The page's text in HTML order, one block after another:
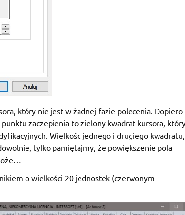
który nie jest w żadnej fazie polecenia. Dopiero
zaczepienia to zielony kwadrat kursora, który
Wielkośc jednego i drugiego kwadratu,
tylko pamiętajmy, że powiększenie pola
o wielkości 20 jednostek (czerwonym